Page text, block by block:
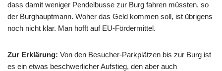
dass damit weniger Pendelbusse zur Burg fahren müssten, so
der Burghauptmann. Woher das Geld kommen soll, ist übrigens
noch nicht klar. Man hofft auf EU-Fördermittel.
Zur Erklärung: Von den Besucher-Parkplätzen bis zur Burg ist
es ein etwas beschwerlicher Aufstieg, den aber auch